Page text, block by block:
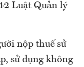
Luật Quản lý
nộp thuế sử
sử dụng không